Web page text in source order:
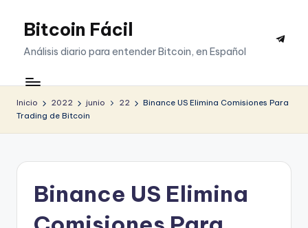
SaltarBitcoin Fácil
Análisis diario para entender Bitcoin, en Español
Inicio 2022 junio 22
Binance US Elimina Comisiones Para
Trading de Bitcoin
Binance US Elimina